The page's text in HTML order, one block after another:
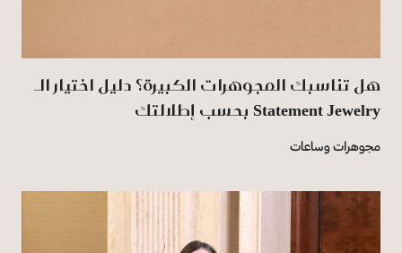
هل تناسبك المجوهرات الكبيرة؟ دليل اختيار الـ
Statement Jewelry بحسب إطلالتك
مجوهرات وساعات